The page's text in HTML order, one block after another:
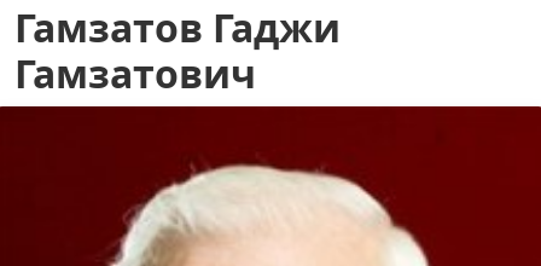
Гамзатов Гаджи
Гамзатович